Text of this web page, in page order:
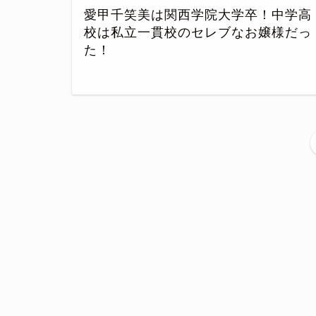
愛甲千笑美は関西学院大学卒！中学高
校は私立一貫校のセレブなお嬢様だっ
た！